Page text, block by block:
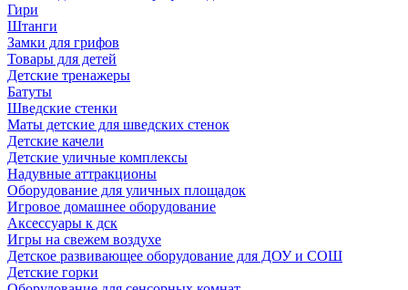
Гири
Штанги
Замки для грифов
Товары для детей
Детские тренажеры
Батуты
Шведские стенки
Маты детские для шведских стенок
Детские качели
Детские уличные комплексы
Надувные аттракционы
Оборудование для уличных площадок
Игровое домашнее оборудование
Аксессуары к дск
Игры на свежем воздухе
Детское развивающее оборудование для ДОУ и СОШ
Детские горки